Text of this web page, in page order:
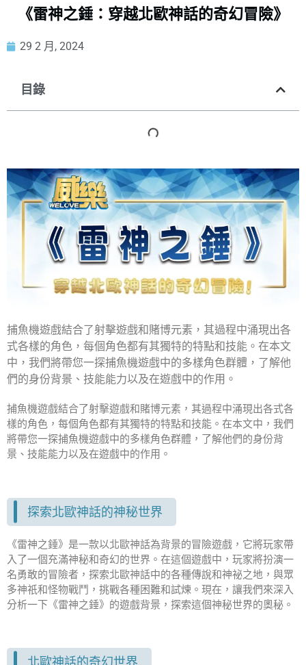
《雷神之錘：穿越北歐神話的奇幻冒險》
29 2 月, 2024
目錄
捕魚機遊戲結合了射擊遊戲和賭博元素，其過程中涌現出各
式各樣的角色，每個角色都有其獨特的特點和技能。在本文
中，我們將帶您一探捕魚機遊戲中的多樣角色群體，了解他
們的身份背景、技能能力以及在遊戲中的作用。
捕魚機遊戲結合了射擊遊戲和賭博元素，其過程中涌現出各式各
樣的角色，每個角色都有其獨特的特點和技能。在本文中，我們
將帶您一探捕魚機遊戲中的多樣角色群體，了解他們的身份背
景、技能能力以及在遊戲中的作用。
探索北歐神話的神秘世界
《雷神之錘》是一款以北歐神話為背景的冒險遊戲，它將玩家帶
入了一個充滿神秘和奇幻的世界。在這個遊戲中，玩家將扮演一
名勇敢的冒險者，探索北歐神話中的各種傳說和神祕之地，與眾
多神祇和怪物戰鬥，挑戰各種困難和試煉。現在，讓我們來深入
分析一下《雷神之錘》的遊戲背景，探索這個神秘世界的奧秘。
北歐神話的奇幻世界